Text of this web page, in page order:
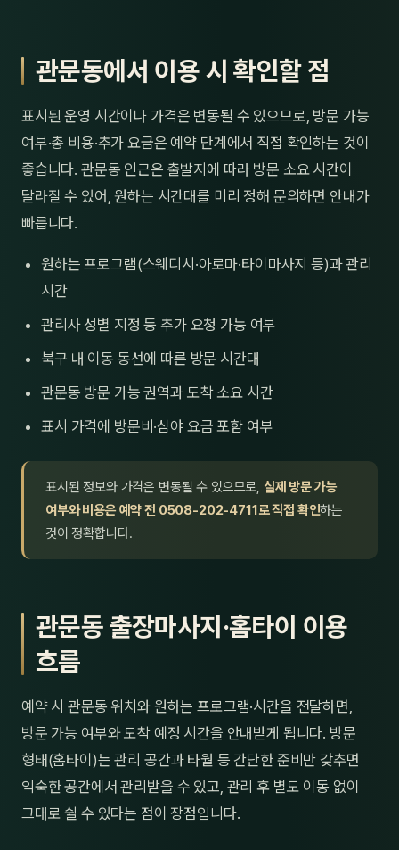
관문동에서 이용 시 확인할 점
표시된 운영 시간이나 가격은 변동될 수 있으므로, 방문 가능
여부·총 비용·추가 요금은 예약 단계에서 직접 확인하는 것이
좋습니다. 관문동 인근은 출발지에 따라 방문 소요 시간이
달라질 수 있어, 원하는 시간대를 미리 정해 문의하면 안내가
빠릅니다.
원하는 프로그램(스웨디시·아로마·타이마사지 등)과 관리
시간
관리사 성별 지정 등 추가 요청 가능 여부
북구 내 이동 동선에 따른 방문 시간대
관문동 방문 가능 권역과 도착 소요 시간
표시 가격에 방문비·심야 요금 포함 여부
표시된 정보와 가격은 변동될 수 있으므로, 실제 방문 가능
여부와 비용은 예약 전 0508-202-4711로 직접 확인하는
것이 정확합니다.
관문동 출장마사지·홈타이 이용
흐름
예약 시 관문동 위치와 원하는 프로그램·시간을 전달하면,
방문 가능 여부와 도착 예정 시간을 안내받게 됩니다. 방문
형태(홈타이)는 관리 공간과 타월 등 간단한 준비만 갖추면
익숙한 공간에서 관리받을 수 있고, 관리 후 별도 이동 없이
그대로 쉴 수 있다는 점이 장점입니다.